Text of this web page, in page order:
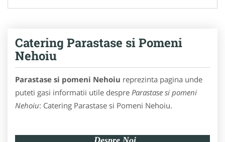
Catering Parastase si Pomeni
Nehoiu
Parastase si pomeni Nehoiu reprezinta pagina unde
puteti gasi informatii utile despre Parastase si pomeni
Nehoiu: Catering Parastase si Pomeni Nehoiu.